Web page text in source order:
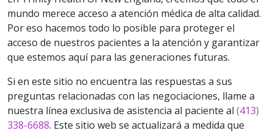
mundo merece acceso a atención médica de alta calidad.
Por eso hacemos todo lo posible para proteger el
acceso de nuestros pacientes a la atención y garantizar
que estemos aquí para las generaciones futuras.
Si en este sitio no encuentra las respuestas a sus
preguntas relacionadas con las negociaciones, llame a
nuestra línea exclusiva de asistencia al paciente al (413)
338-6688. Este sitio web se actualizará a medida que